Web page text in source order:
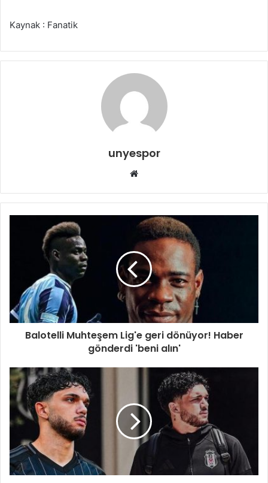
Kaynak : Fanatik
unyespor
Web
Balotelli Muhteşem Lig'e geri dönüyor! Haber
gönderdi 'beni alın'